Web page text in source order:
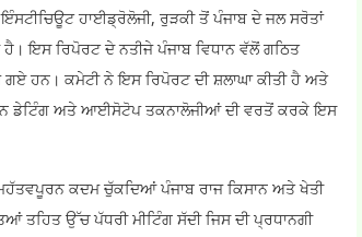
ਹਾਈਡ੍ਰੋਲੋਜੀ, ਰੁੜਕੀ ਤੋਂ ਪੰਜਾਬ ਦੇ ਜਲ ਸਰੋਤਾਂ
ਇਸ ਰਿਪੋਰਟ ਦੇ ਨਤੀਜੇ ਪੰਜਾਬ ਵਿਧਾਨ ਵੱਲੋਂ ਗਠਿਤ
ਗਏ ਹਨ। ਕਮੇਟੀ ਨੇ ਇਸ ਰਿਪੋਰਟ ਦੀ ਸ਼ਲਾਘਾ ਕੀਤੀ ਹੈ ਅਤੇ
ਡੇਟਿੰਗ ਅਤੇ ਆਈਸੋਟੋਪ ਤਕਨਾਲੋਜੀਆਂ ਦੀ ਵਰਤੋਂ ਕਰਕੇ ਇਸ
ਕਦਮ ਚੁੱਕਦਿਆਂ ਪੰਜਾਬ ਰਾਜ ਕਿਸਾਨ ਅਤੇ ਖੇਤੀ
ਤਹਿਤ ਉੱਚ ਪੱਧਰੀ ਮੀਟਿੰਗ ਸੱਦੀ ਜਿਸ ਦੀ ਪ੍ਰਧਾਨਗੀ